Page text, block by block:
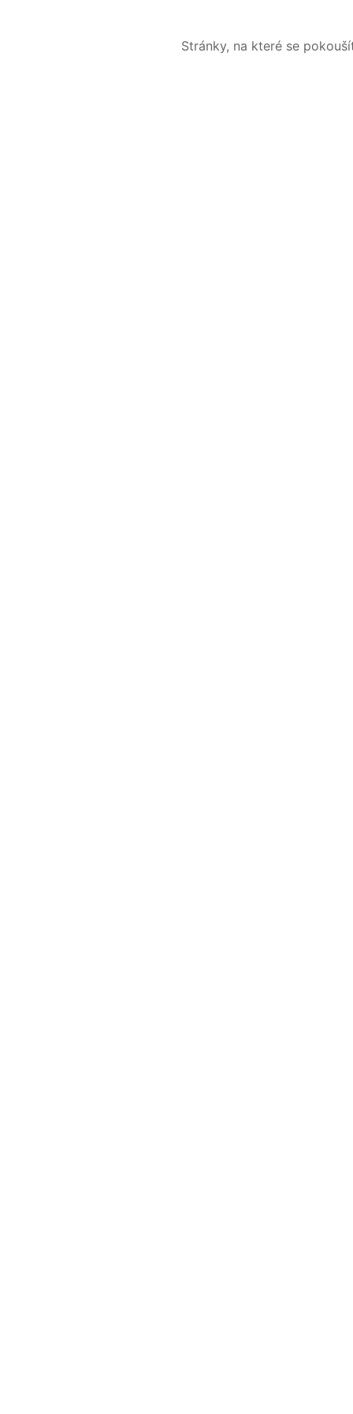
Stránky, na které se